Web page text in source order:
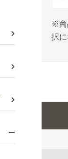
※商
択に